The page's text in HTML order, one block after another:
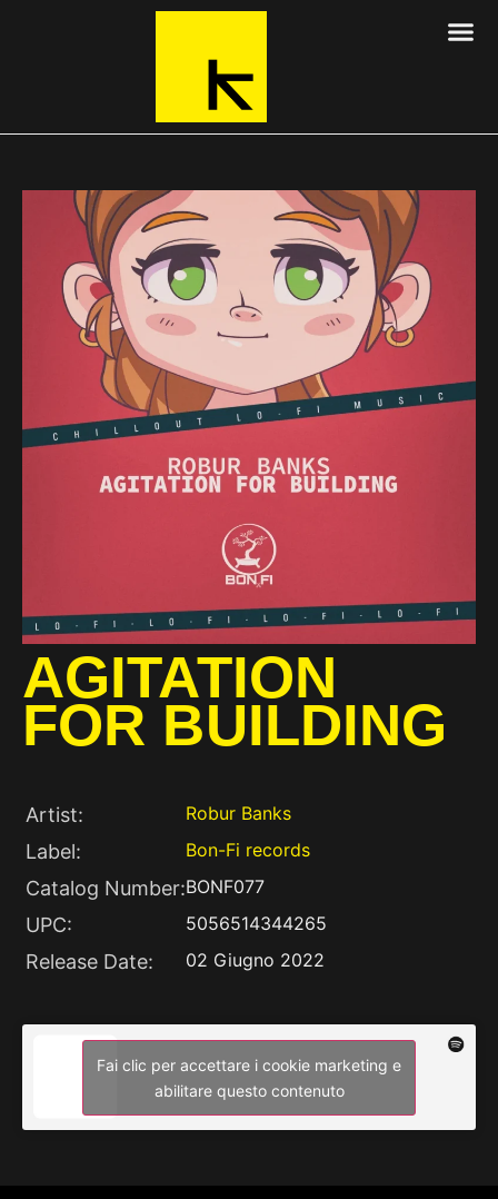
AGITATION
FOR BUILDING
Artist: Robur Banks
Label: Bon-Fi records
Catalog Number:BONF077
UPC: 5056514344265
Release Date: 02 Giugno 2022
Fai clic per accettare i cookie marketing e
abilitare questo contenuto